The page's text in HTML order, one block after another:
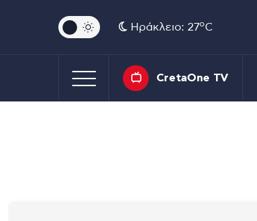
Ηράκλειο: 27oC
CretaOne TV